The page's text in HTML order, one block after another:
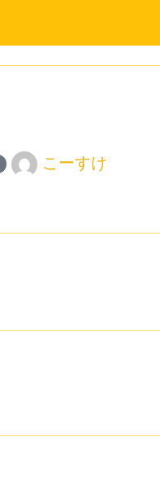
こーすけ